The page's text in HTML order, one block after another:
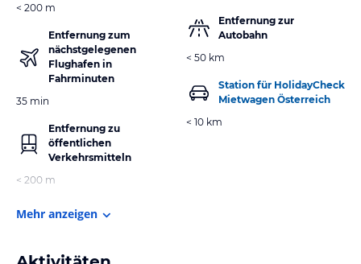
< 200 m
Entfernung zum
nächstgelegenen
Flughafen in
Fahrminuten
35 min
Entfernung zu
öffentlichen
Verkehrsmitteln
< 200 m
Entfernung zur
Autobahn
< 50 km
Station für HolidayCheck
Mietwagen Österreich
< 10 km
Mehr anzeigen